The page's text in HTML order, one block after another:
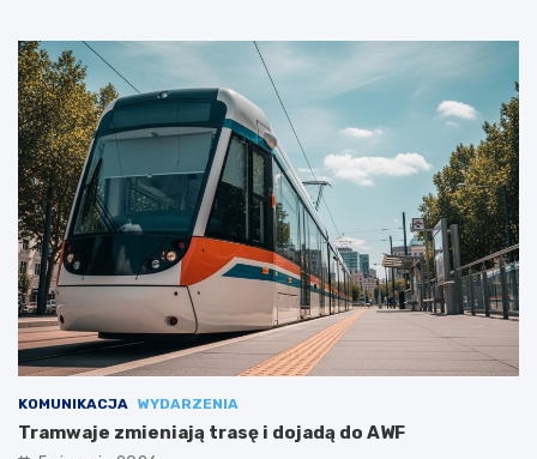
KOMUNIKACJA WYDARZENIA
Tramwaje zmieniają trasę i dojadą do AWF